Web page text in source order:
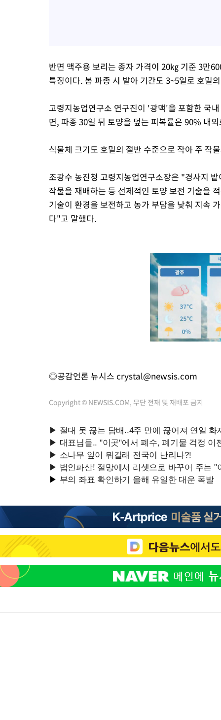
반면 맥주용 보리는 종자 가격이 20㎏ 기준 3만
특징이다. 봄 파종 시 발아 기간도 3~5일로 호밀
고령지농업연구소 연구진이 '광맥'을 포함한 국
면, 파종 30일 뒤 토양을 덮는 피복률은 90% 내
식물체 크기도 호밀의 절반 수준으로 작아 주 작
조광수 농진청 고령지농업연구소장은 "경사지
작물을 재배하는 등 선제적인 토양 보전 기술을
기술이 환경을 보전하고 농가 부담을 낮춰 지속
다"고 말했다.
◎공감언론 뉴시스 crystal@newsis.com
Copyright © NEWSIS.COM, 무단 전재 및 재배포 금지